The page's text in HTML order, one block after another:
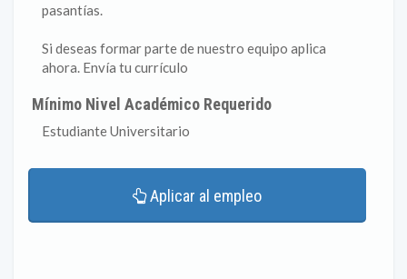
pasantías.
Si deseas formar parte de nuestro equipo aplica
ahora. Envía tu currículo
Mínimo Nivel Académico Requerido
Estudiante Universitario
Aplicar al empleo